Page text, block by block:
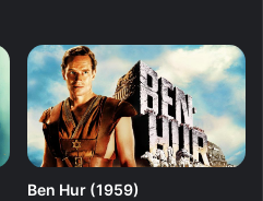
Ben Hur (1959)